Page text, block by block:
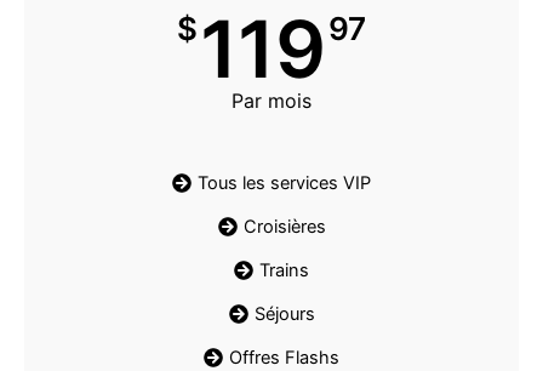
$11997
Par mois
Tous les services VIP
Croisières
Trains
Séjours
Offres Flashs